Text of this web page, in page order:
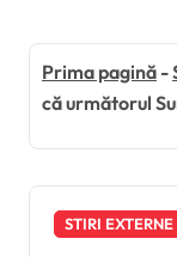
Prima pagină -
că următorul
STIRI EXTERNE